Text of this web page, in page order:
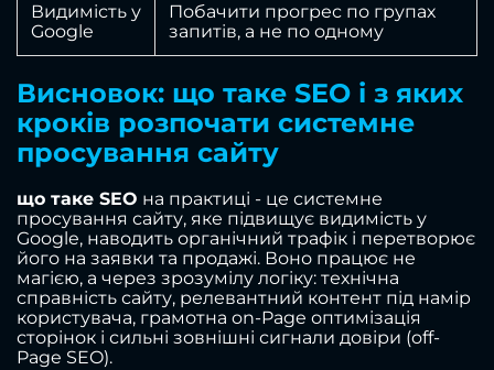
Видимість у
Google
Побачити прогрес по групах
запитів, а не по одному
Висновок: що таке SEO і з яких
кроків розпочати системне
просування сайту
що таке SEO на практиці - це системне
просування сайту, яке підвищує видимість у
Google, наводить органічний трафік і перетворює
його на заявки та продажі. Воно працює не
магією, а через зрозумілу логіку: технічна
справність сайту, релевантний контент під намір
користувача, грамотна on-Page оптимізація
сторінок і сильні зовнішні сигнали довіри (off-
Page SEO).